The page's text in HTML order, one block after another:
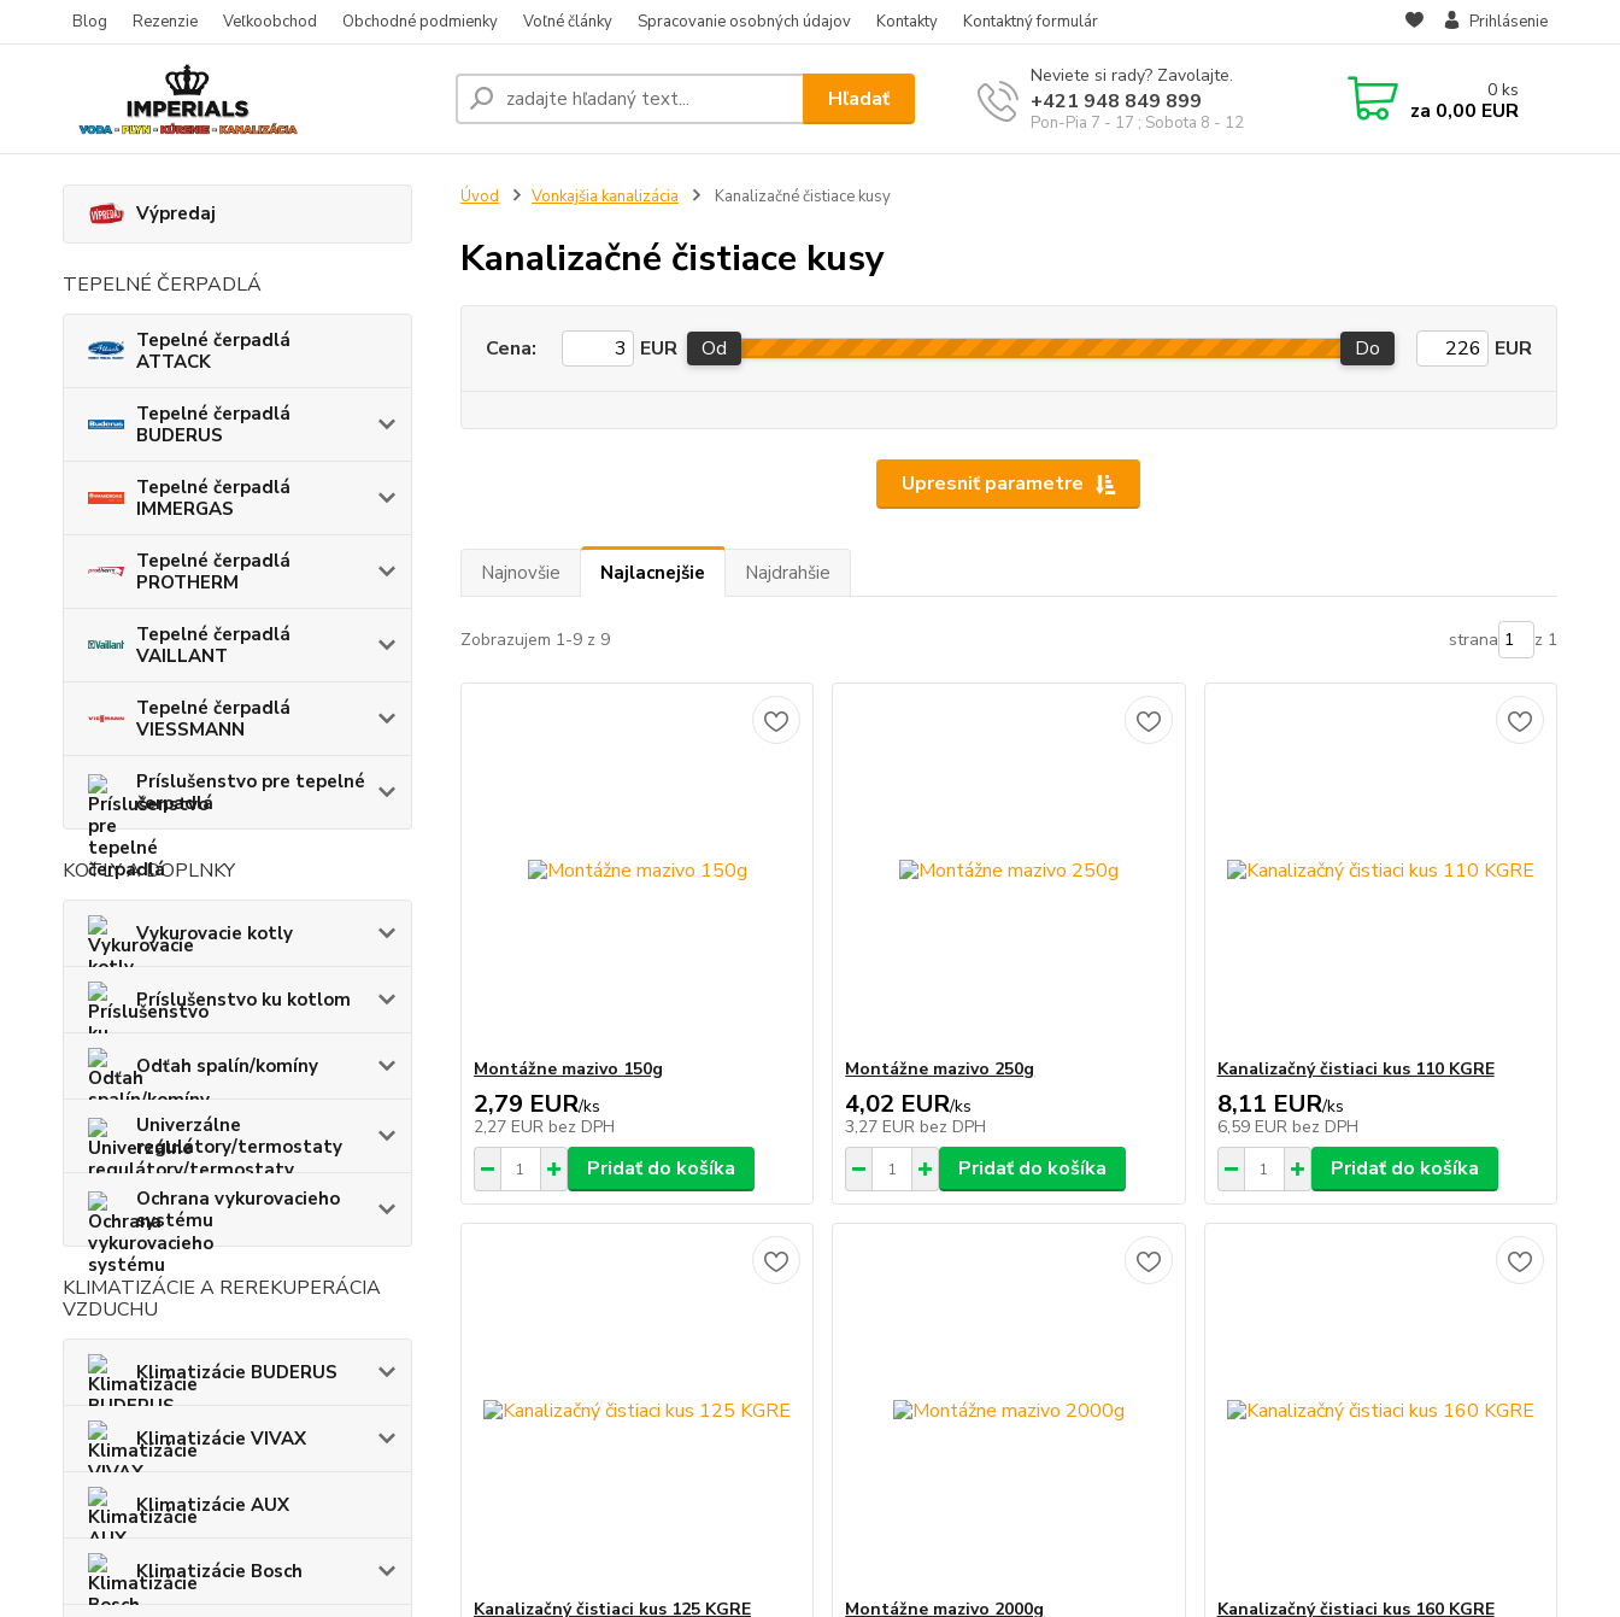
Blog Rezenzie Veľkoobchod Obchodné podmienky Voľné články Spracovanie osobných údajov Kontakty Kontaktný formulár Prihlásenie
Hľadať
Neviete si rady? Zavolajte.
+421 948 849 899
Pon-Pia 7 - 17 ; Sobota 8 - 12
0 ks
za 0,00 EUR
Výpredaj
TEPELNÉ ČERPADLÁ
Tepelné čerpadlá
ATTACK
Tepelné čerpadlá
BUDERUS
Tepelné čerpadlá
IMMERGAS
Tepelné čerpadlá
PROTHERM
Tepelné čerpadlá
VAILLANT
Tepelné čerpadlá
VIESSMANN
Príslušenstvo pre tepelné
čerpadlá
KOTLY A DOPLNKY
Vykurovacie kotly
Príslušenstvo ku kotlom
Odťah spalín/komíny
Univerzálne
regulátory/termostaty
Ochrana vykurovacieho
systému
KLIMATIZÁCIE A REREKUPERÁCIA
VZDUCHU
Klimatizácie BUDERUS
Klimatizácie VIVAX
Klimatizácie AUX
Klimatizácie Bosch
Úvod Vonkajšia kanalizácia Kanalizačné čistiace kusy
Kanalizačné čistiace kusy
Upresniť parametre
Cena: EUR Od Do EUR
Najnovšie Najlacnejšie Najdrahšie
Zobrazujem 1-9 z 9 strana z 1
Montážne mazivo 150g
2,79 EUR/ks
2,27 EUR bez DPH
Pridať do košíka
Montážne mazivo 250g
4,02 EUR/ks
3,27 EUR bez DPH
Pridať do košíka
Kanalizačný čistiaci kus 110 KGRE
8,11 EUR/ks
6,59 EUR bez DPH
Pridať do košíka
Kanalizačný čistiaci kus 125 KGRE Montážne mazivo 2000g Kanalizačný čistiaci kus 160 KGRE